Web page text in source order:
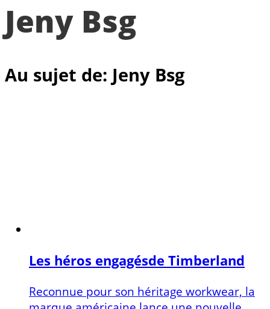
Jeny Bsg
Au sujet de: Jeny Bsg
Les héros engagésde Timberland
Reconnue pour son héritage workwear, la